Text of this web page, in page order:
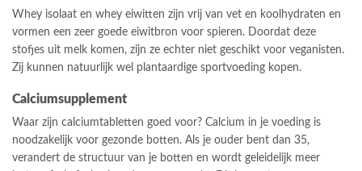
Whey isolaat en whey eiwitten zijn vrij van vet en koolhydraten en
vormen een zeer goede eiwitbron voor spieren. Doordat deze
stofjes uit melk komen, zijn ze echter niet geschikt voor veganisten.
Zij kunnen natuurlijk wel plantaardige sportvoeding kopen.
Calciumsupplement
Waar zijn calciumtabletten goed voor? Calcium in je voeding is
noodzakelijk voor gezonde botten. Als je ouder bent dan 35,
verandert de structuur van je botten en wordt geleidelijk meer